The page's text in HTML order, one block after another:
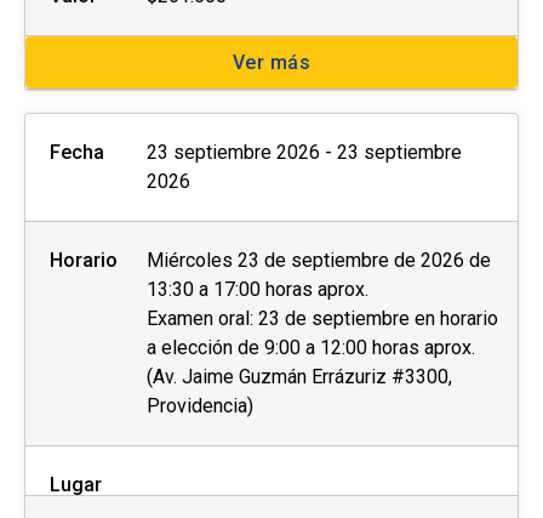
Ver más
Fecha
23 septiembre 2026 - 23 septiembre
2026
Horario
Miércoles 23 de septiembre de 2026 de
13:30 a 17:00 horas aprox.
Examen oral: 23 de septiembre en horario
a elección de 9:00 a 12:00 horas aprox.
(Av. Jaime Guzmán Errázuriz #3300,
Providencia)
Lugar